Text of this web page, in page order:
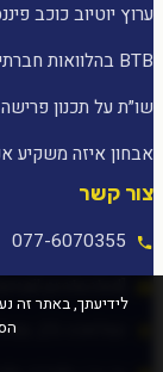
ערוץ יוטיוב כוכב
BTB בהלוואות חברתיות
שו״ת על תכנון פרישה
אבחון איזה משקיע
צור קשר
077-6070355